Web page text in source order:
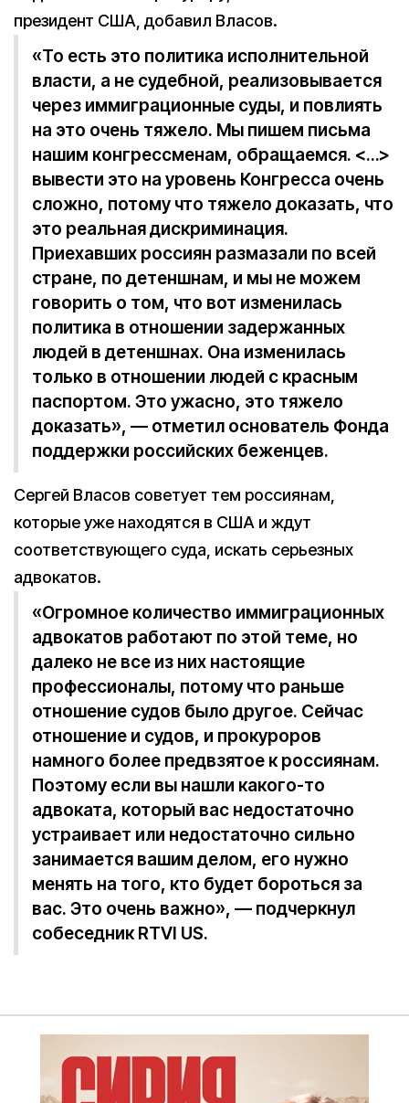
президент США, добавил Власов.
«То есть это политика исполнительной
власти, а не судебной, реализовывается
через иммиграционные суды, и повлиять
на это очень тяжело. Мы пишем письма
нашим конгрессменам, обращаемся. <…>
вывести это на уровень Конгресса очень
сложно, потому что тяжело доказать, что
это реальная дискриминация.
Приехавших россиян размазали по всей
стране, по детеншнам, и мы не можем
говорить о том, что вот изменилась
политика в отношении задержанных
людей в детеншнах. Она изменилась
только в отношении людей с красным
паспортом. Это ужасно, это тяжело
доказать», — отметил основатель Фонда
поддержки российских беженцев.
Сергей Власов советует тем россиянам,
которые уже находятся в США и ждут
соответствующего суда, искать серьезных
адвокатов.
«Огромное количество иммиграционных
адвокатов работают по этой теме, но
далеко не все из них настоящие
профессионалы, потому что раньше
отношение судов было другое. Сейчас
отношение и судов, и прокуроров
намного более предвзятое к россиянам.
Поэтому если вы нашли какого-то
адвоката, который вас недостаточно
устраивает или недостаточно сильно
занимается вашим делом, его нужно
менять на того, кто будет бороться за
вас. Это очень важно», — подчеркнул
собеседник RTVI US.